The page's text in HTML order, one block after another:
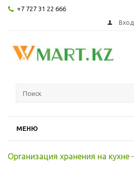
+7 727 31 22 666
Вход
МЕНЮ
Организация хранения на кухне -